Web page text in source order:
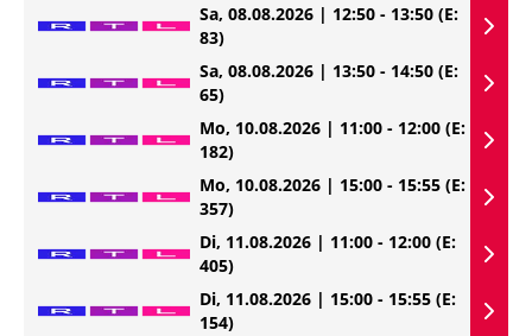
Sa, 08.08.2026 | 12:50 - 13:50 (E:
83)
Sa, 08.08.2026 | 13:50 - 14:50 (E:
65)
Mo, 10.08.2026 | 11:00 - 12:00 (E:
182)
Mo, 10.08.2026 | 15:00 - 15:55 (E:
357)
Di, 11.08.2026 | 11:00 - 12:00 (E:
405)
Di, 11.08.2026 | 15:00 - 15:55 (E:
154)